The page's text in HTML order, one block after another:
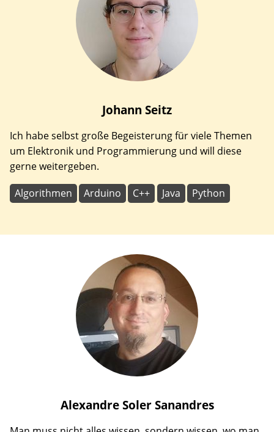
Johann Seitz
Ich habe selbst große Begeisterung für viele Themen
um Elektronik und Programmierung und will diese
gerne weitergeben.
Algorithmen Arduino C++ Java Python
Alexandre Soler Sanandres